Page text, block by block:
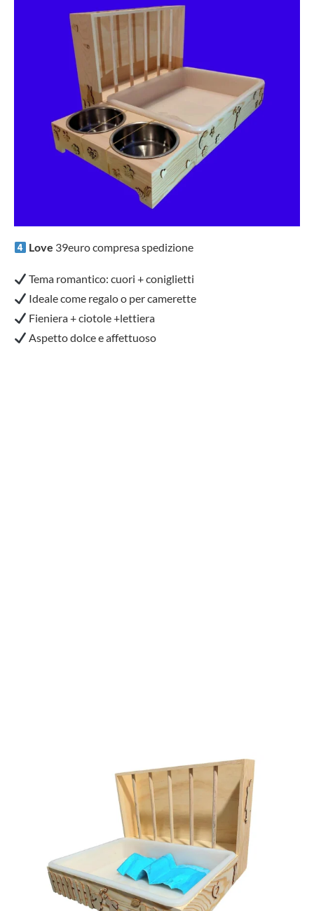
Love 39euro compresa spedizione
Tema romantico: cuori + coniglietti
Ideale come regalo o per camerette
Fieniera + ciotole +lettiera
Aspetto dolce e affettuoso